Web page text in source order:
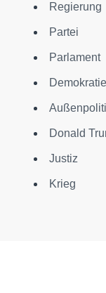
Regierung
Partei
Parlament
Demokratie
Donald
Justiz
Krieg